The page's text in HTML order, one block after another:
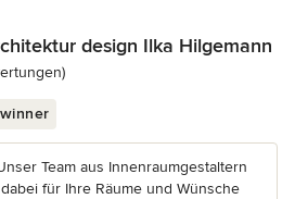
design Ilka Hilgemann
4.9 von 5 Sternen
Team aus Innenraumgestaltern
für Ihre Räume und Wünsche